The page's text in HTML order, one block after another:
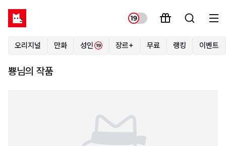
오리지널 만화 성인 장르+ 무료 랭킹 이벤트
뿅님의 작품